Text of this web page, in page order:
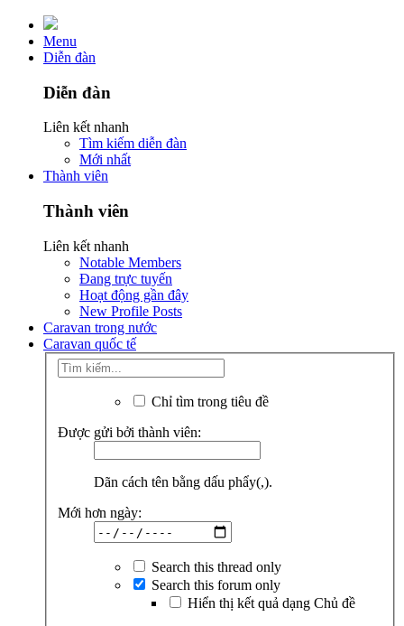
Menu
Diễn đàn
Diễn đàn
Liên kết nhanh
Tìm kiếm diễn đàn
Mới nhất
Thành viên
Thành viên
Liên kết nhanh
Notable Members
Đang trực tuyến
Hoạt động gần đây
New Profile Posts
Caravan trong nước
Caravan quốc tế
Chỉ tìm trong tiêu đề
Được gửi bởi thành viên:
Dãn cách tên bằng dấu phẩy(,).
Mới hơn ngày:
Search this thread only
Search this forum only
Hiển thị kết quả dạng Chủ đề